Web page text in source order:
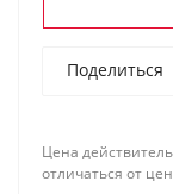
Поделиться
Цена
отличаться от